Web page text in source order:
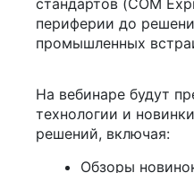
периферии до
промышленных
На вебинаре будут
технологии и
решений, включая:
Обзоры